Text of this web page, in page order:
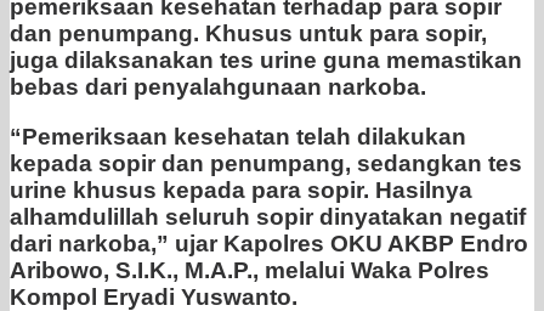
pemeriksaan kesehatan terhadap para sopir
dan penumpang. Khusus untuk para sopir,
juga dilaksanakan tes urine guna memastikan
bebas dari penyalahgunaan narkoba.
“Pemeriksaan kesehatan telah dilakukan
kepada sopir dan penumpang, sedangkan tes
urine khusus kepada para sopir. Hasilnya
alhamdulillah seluruh sopir dinyatakan negatif
dari narkoba,” ujar Kapolres OKU AKBP Endro
Aribowo, S.I.K., M.A.P., melalui Waka Polres
Kompol Eryadi Yuswanto.